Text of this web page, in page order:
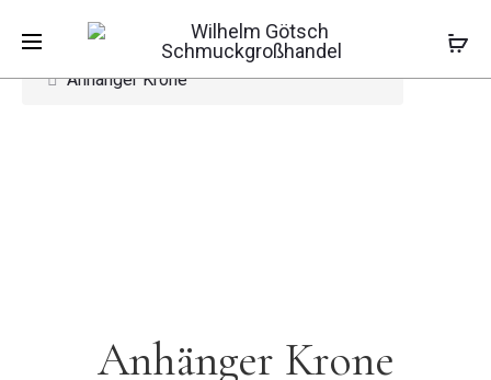
PILZ
BLUME
Start Kinderschmuck
Kinderanhänger
Anhänger Krone
Anhänger Krone